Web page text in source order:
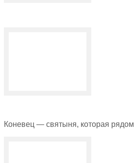
Коневец — святыня, которая рядом